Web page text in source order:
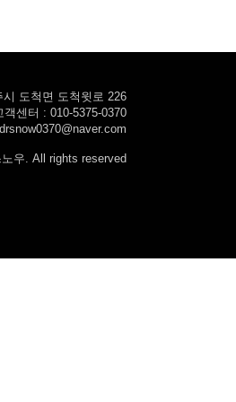
도척면 도척윗로 226
센터 : 010-5375-0370
우. All rights reserved